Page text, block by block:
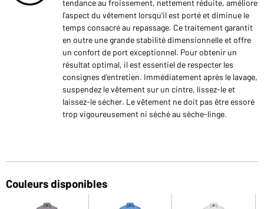
tendance au froissement, nettement réduite, améliore
l'aspect du vêtement lorsqu'il est porté et diminue le
temps consacré au repassage. Ce traitement garantit
en outre une grande stabilité dimensionnelle et offre
un confort de port exceptionnel. Pour obtenir un
résultat optimal, il est essentiel de respecter les
consignes d'entretien. Immédiatement après le lavage,
suspendez le vêtement sur un cintre, lissez-le et
laissez-le sécher. Le vêtement ne doit pas être essoré
trop vigoureusement ni séché au sèche-linge.
Couleurs disponibles